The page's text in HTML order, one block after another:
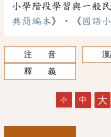
小學階段學習與一般
典簡編本》、《 國語
注 音
釋 義
小 中 大